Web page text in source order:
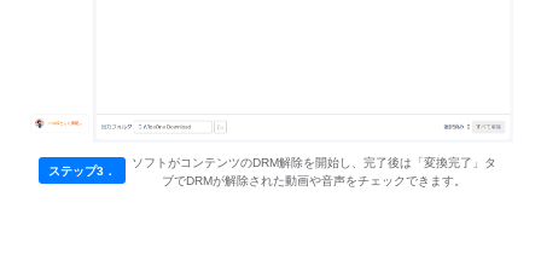
ステップ3．
ソフトがコンテンツのDRM解除を開始し、完了後は「変換完了」タ
ブでDRMが解除された動画や音声をチェックできます。